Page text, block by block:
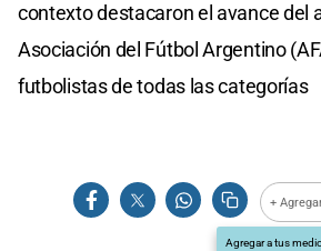
contexto destacaron el avance del
Asociación del Fútbol Argentino
futbolistas de todas las categorías
+
Agregar a tus